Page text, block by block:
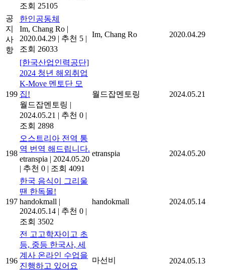
조회 25105
공
지
사
항
한인공동체
Im, Chang Ro |
2020.04.29 | 추천 5 |
조회 26033
Im, Chang Ro 2020.04.29
199
[한국산업인력공단]
2024 청년 해외취업
K-Move 멘토단 모
집!
월드잡멘토링 |
2024.05.21 | 추천 0 |
조회 2898
월드잡멘토링 2024.05.21
198
오스트리아 전역 통
역 번역 해드립니다.
etranspia | 2024.05.20
| 추천 0 | 조회 4091
etranspia 2024.05.20
197
한국 음식이 그리울
땐 한독몰!
handokmall |
2024.05.14 | 추천 0 |
조회 3502
handokmall 2024.05.14
196
전 고고학자이고 초
등, 중등 한국사, 세
계사 온라인 수업을
진행하고 있어요
마선비 2024.05.13